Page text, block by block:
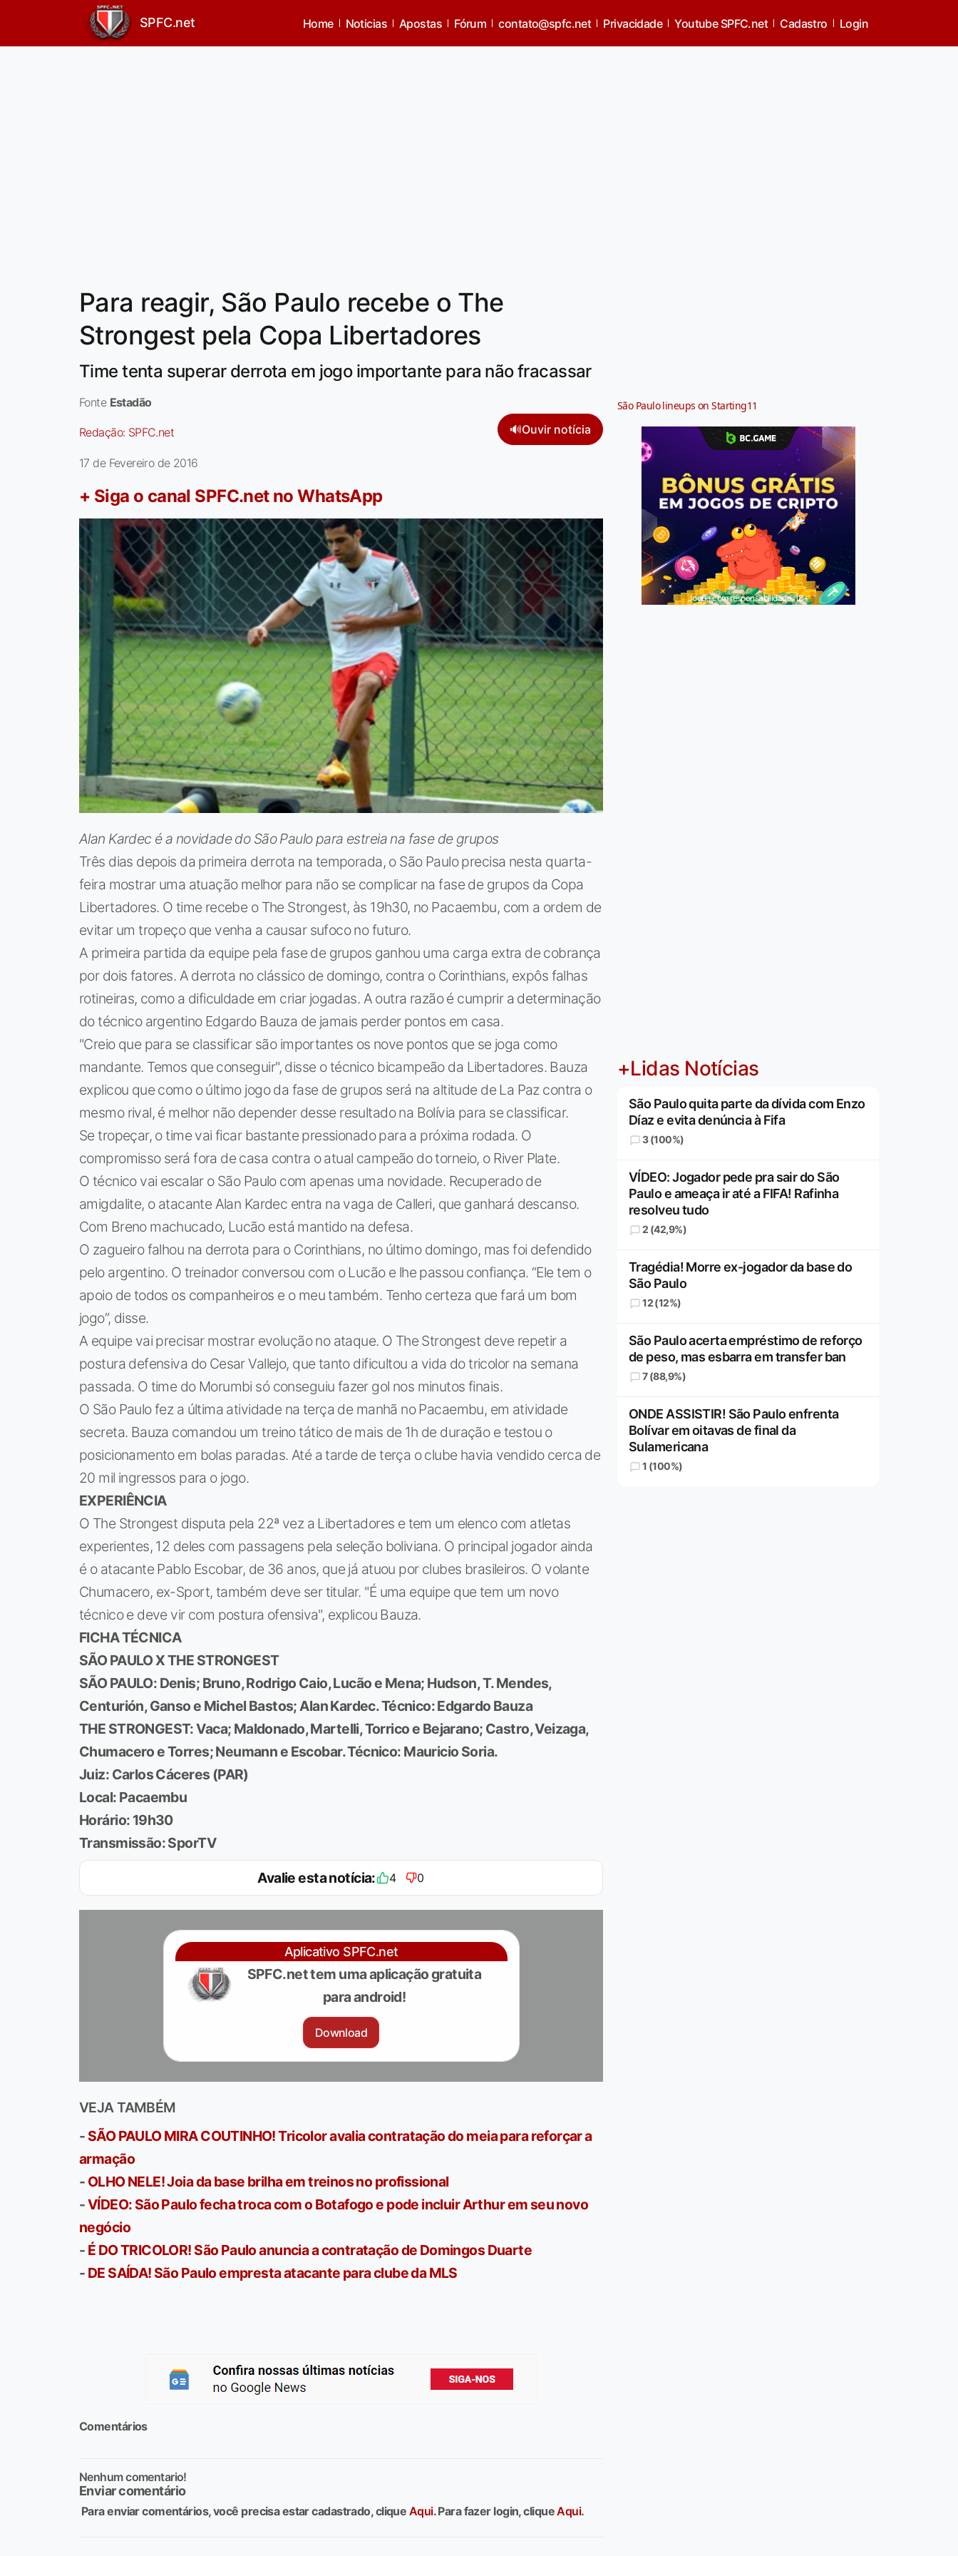
SPFC.net Home Noticias Apostas Fórum contato@spfc.net Privacidade Youtube SPFC.net Cadastro Login
Para reagir, São Paulo recebe o The
Strongest pela Copa Libertadores
Time tenta superar derrota em jogo importante para não fracassar
Fonte Estadão
Redação: SPFC.net 🔊Ouvir notícia
17 de Fevereiro de 2016
+ Siga o canal SPFC.net no WhatsApp
Alan Kardec é a novidade do São Paulo para estreia na fase de grupos
Três dias depois da primeira derrota na temporada, o São Paulo precisa nesta quarta-
feira mostrar uma atuação melhor para não se complicar na fase de grupos da Copa
Libertadores. O time recebe o The Strongest, às 19h30, no Pacaembu, com a ordem de
evitar um tropeço que venha a causar sufoco no futuro.
A primeira partida da equipe pela fase de grupos ganhou uma carga extra de cobrança
por dois fatores. A derrota no clássico de domingo, contra o Corinthians, expôs falhas
rotineiras, como a dificuldade em criar jogadas. A outra razão é cumprir a determinação
do técnico argentino Edgardo Bauza de jamais perder pontos em casa.
"Creio que para se classificar são importantes os nove pontos que se joga como
mandante. Temos que conseguir", disse o técnico bicampeão da Libertadores. Bauza
explicou que como o último jogo da fase de grupos será na altitude de La Paz contra o
mesmo rival, é melhor não depender desse resultado na Bolívia para se classificar.
Se tropeçar, o time vai ficar bastante pressionado para a próxima rodada. O
compromisso será fora de casa contra o atual campeão do torneio, o River Plate.
O técnico vai escalar o São Paulo com apenas uma novidade. Recuperado de
amigdalite, o atacante Alan Kardec entra na vaga de Calleri, que ganhará descanso.
Com Breno machucado, Lucão está mantido na defesa.
O zagueiro falhou na derrota para o Corinthians, no último domingo, mas foi defendido
pelo argentino. O treinador conversou com o Lucão e lhe passou confiança. “Ele tem o
apoio de todos os companheiros e o meu também. Tenho certeza que fará um bom
jogo”, disse.
A equipe vai precisar mostrar evolução no ataque. O The Strongest deve repetir a
postura defensiva do Cesar Vallejo, que tanto dificultou a vida do tricolor na semana
passada. O time do Morumbi só conseguiu fazer gol nos minutos finais.
O São Paulo fez a última atividade na terça de manhã no Pacaembu, em atividade
secreta. Bauza comandou um treino tático de mais de 1h de duração e testou o
posicionamento em bolas paradas. Até a tarde de terça o clube havia vendido cerca de
20 mil ingressos para o jogo.
EXPERIÊNCIA
O The Strongest disputa pela 22ª vez a Libertadores e tem um elenco com atletas
experientes, 12 deles com passagens pela seleção boliviana. O principal jogador ainda
é o atacante Pablo Escobar, de 36 anos, que já atuou por clubes brasileiros. O volante
Chumacero, ex-Sport, também deve ser titular. "É uma equipe que tem um novo
técnico e deve vir com postura ofensiva", explicou Bauza.
FICHA TÉCNICA
SÃO PAULO X THE STRONGEST
SÃO PAULO: Denis; Bruno, Rodrigo Caio, Lucão e Mena; Hudson, T. Mendes,
Centurión, Ganso e Michel Bastos; Alan Kardec.Técnico:Edgardo Bauza
THE STRONGEST:Vaca; Maldonado, Martelli, Torrico e Bejarano; Castro, Veizaga,
Chumacero e Torres; Neumann e Escobar.Técnico: Mauricio Soria.
Juiz: Carlos Cáceres (PAR)
Local: Pacaembu
Horário: 19h30
Transmissão:SporTV
Avalie esta notícia: 4 0
Aplicativo SPFC.net
SPFC.net tem uma aplicação gratuita
para android!
Download
VEJA TAMBÉM
- SÃO PAULO MIRA COUTINHO! Tricolor avalia contratação do meia para reforçar a
armação
- OLHO NELE! Joia da base brilha em treinos no profissional
-VÍDEO: São Paulo fecha troca com o Botafogo e pode incluir Arthur em seu novo
negócio
- É DO TRICOLOR! São Paulo anuncia a contratação de Domingos Duarte
- DE SAÍDA! São Paulo empresta atacante para clube da MLS
Comentários
Nenhum comentario!
Enviar comentário
Para enviar comentários, você precisa estar cadastrado, clique Aqui. Para fazer login, cliqueAqui.
São Paulo lineups on Starting11
Jogue com responsabilidade. 18+
+Lidas Notícias
São Paulo quita parte da dívida com Enzo
Díaz e evita denúncia à Fifa
3 (100%)
VÍDEO: Jogador pede pra sair do São
Paulo e ameaça ir até a FIFA! Rafinha
resolveu tudo
2 (42,9%)
Tragédia! Morre ex-jogador da base do
São Paulo
12 (12%)
São Paulo acerta empréstimo de reforço
de peso, mas esbarra em transfer ban
7 (88,9%)
ONDE ASSISTIR! São Paulo enfrenta
Bolívar em oitavas de final da
Sulamericana
1 (100%)